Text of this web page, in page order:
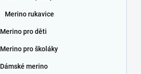
Merino rukavice
Merino pro děti
Merino pro školáky
Dámské merino